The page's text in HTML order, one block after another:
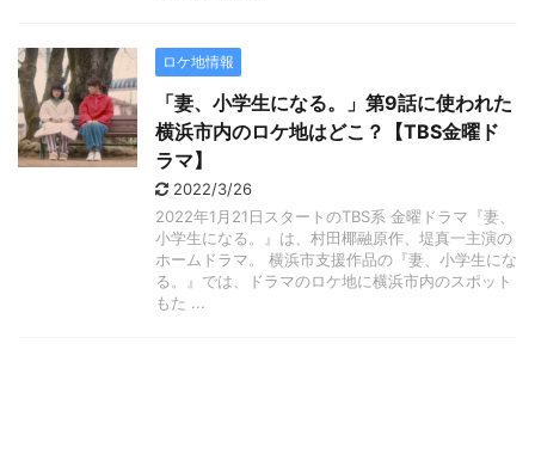
ロケ地情報
「妻、小学生になる。」第9話に使われた
横浜市内のロケ地はどこ？【TBS金曜ド
ラマ】
2022/3/26
2022年1月21日スタートのTBS系 金曜ドラマ『妻、
小学生になる。』は、村田椰融原作、堤真一主演の
ホームドラマ。 横浜市支援作品の『妻、小学生にな
る。』では、ドラマのロケ地に横浜市内のスポット
もた ...